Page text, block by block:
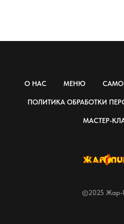
О НАС МЕНЮ
ПОЛИТИКА ОБРАБОТКИ
МАСТЕР-
©2025 Жар-